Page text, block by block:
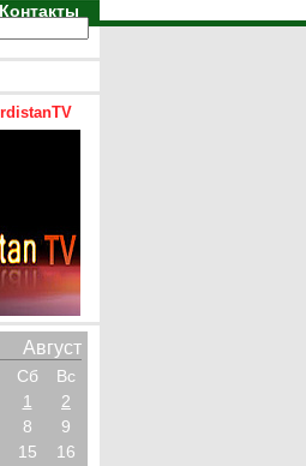
Контакты
Август
Сб
Вс
1
2
8
9
15
16